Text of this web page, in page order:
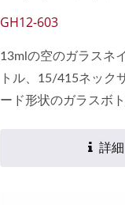
GH12-603
13mlの空のガラスネ
トル、15/415ネック
ード形状のガラスボ
ル、ペイント、接着詳細